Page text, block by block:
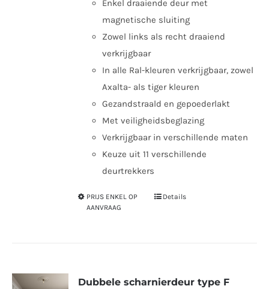
Enkel draaiende deur met
magnetische sluiting
Zowel links als recht draaiend
verkrijgbaar
In alle Ral-kleuren verkrijgbaar, zowel
Axalta- als tiger kleuren
Gezandstraald en gepoederlakt
Met veiligheidsbeglazing
Verkrijgbaar in verschillende maten
Keuze uit 11 verschillende
deurtrekkers
PRIJS ENKEL OP
AANVRAAG
Dit
Deze
Details
Dubbele scharnierdeur type F